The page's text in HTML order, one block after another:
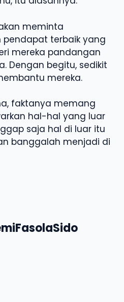
meminta
pendapat terbaik yang
mereka pandangan
Dengan begitu, sedikit
mereka.
faktanya memang
hal-hal yang luar
saja hal di luar itu
banggalah menjadi di